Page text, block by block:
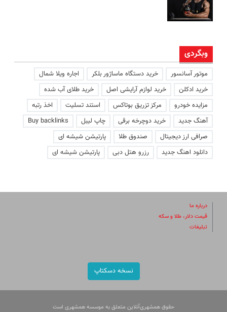
وبگردی
موتور آسانسور خرید دستگاه ماساژور بلکر
اجاره ویلا شمال
خرید ادکلن
خرید لوازم آرایشی اصل
خرید طلای آب شده
مزایده خودرو
مرکز تزریق بوتاکس استند تسلیت
اخذ رتبه
آهنگ جدید
خرید دوچرخه برقی چاپ لیبل
Buy backlinks
صرافی ارز دیجیتال
صندوق طلا
پارتیشن شیشه ای
دانلود اهنگ جدید
رزرو هتل دبی پارتیشن شیشه ای
درباره ما
قیمت دلار، طلا و سکه
تبلیغات
نسخه دسکتاپ
حقوق همشهری‌آنلاین متعلق به موسسه همشهری است